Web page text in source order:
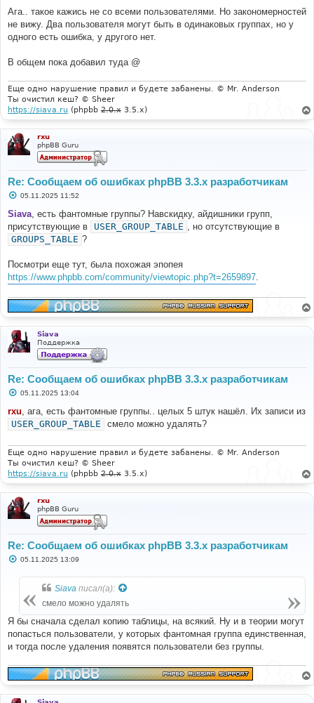
Ага.. такое кажись не со всеми пользователями. Но закономерностей
не вижу. Два пользователя могут быть в одинаковых группах, но у
одного есть ошибка, у другого нет.
В общем пока добавил туда @
Еще одно нарушение правил и будете забанены. © Mr. Anderson
Ты очистил кеш? © Sheer
https://siava.ru (phpbb 2.0.x 3.5.x)
rxu
phpBB Guru
Re: Сообщаем об ошибках phpBB 3.3.x разработчикам
С
о
б
щ
е
н
е
05.11.2025 11:52
Siava, есть фантомные группы? Навскидку, айдишники групп,
присутствующие в
USER_GROUP_TABLE , но отсутствующие в
GROUPS_TABLE ?
Посмотри еще тут, была похожая эпопея
https://www.phpbb.com/community/viewtopic.php?t=2659897.
Siava
Поддержка
Re: Сообщаем об ошибках phpBB 3.3.x разработчикам
С
о
б
щ
и
е
05.11.2025 13:04
rxu, ага, есть фантомные группы.. целых 5 штук нашёл. Их записи из
USER_GROUP_TABLE
смело можно удалять?
Еще одно нарушение правил и будете забанены. © Mr. Anderson
Ты очистил кеш? © Sheer
https://siava.ru (phpbb 2.0.x 3.5.x)
rxu
phpBB Guru
Re: Сообщаем об ошибках phpBB 3.3.x разработчикам
С
и
е
05.11.2025 13:09
Siava писал(а):
смело можно удалять
Я бы сначала сделал копию таблицы, на всякий. Ну и в теории могут
попасться пользователи, у которых фантомная группа единственная,
и тогда после удаления появятся пользователи без группы.